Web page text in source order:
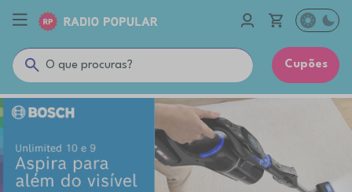
Cupões